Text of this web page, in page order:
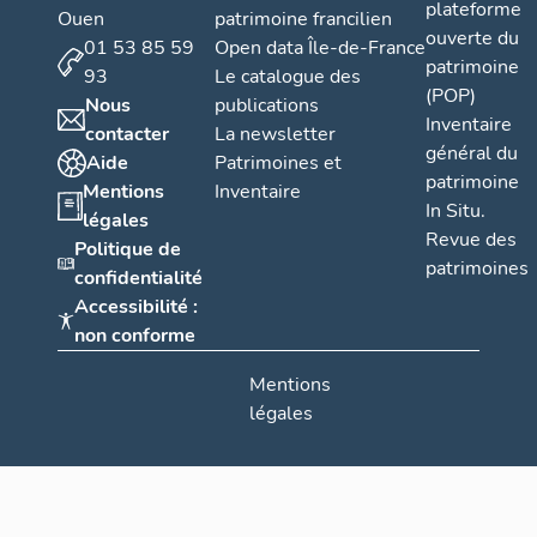
Ouen
01 53 85 59
93
Nous
contacter
Aide
Mentions
légales
Politique de
confidentialité
Accessibilité :
non conforme
patrimoine francilien
Open data Île-de-France
Le catalogue des
publications
La newsletter
Patrimoines et
Inventaire
plateforme
ouverte du
patrimoine
(POP)
Inventaire
général du
patrimoine
In Situ.
Revue des
patrimoines
Mentions
légales